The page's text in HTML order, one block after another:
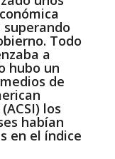
superando
Todo
a
hubo un
de
los
habían
en el índice